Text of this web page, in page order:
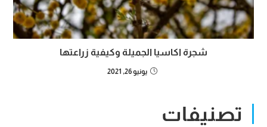
شجرة اكاسيا الجميلة وكيفية زراعتها
يونيو 26, 2021
تصنيفات